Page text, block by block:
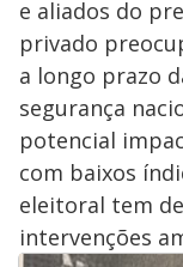
e aliados do
privado
a longo prazo
segurança
potencial
com baixos
eleitoral tem
intervenções